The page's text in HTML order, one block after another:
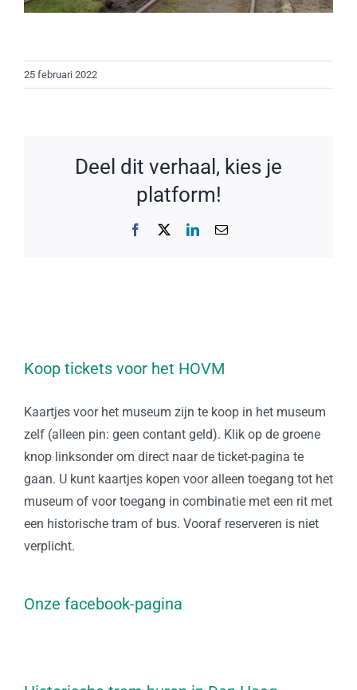
25 februari 2022
Deel dit verhaal, kies je
platform!
Facebook LinkedIn
E-
Koop tickets voor het HOVM
Kaartjes voor het museum zijn te koop in het museum
zelf (alleen pin: geen contant geld). Klik op de groene
knop linksonder om direct naar de ticket-pagina te
gaan. U kunt kaartjes kopen voor alleen toegang tot het
museum of voor toegang in combinatie met een rit met
een historische tram of bus. Vooraf reserveren is niet
verplicht.
Onze facebook-pagina